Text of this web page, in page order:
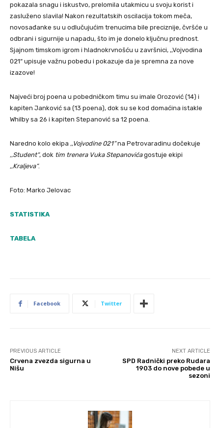
pokazala snagu i iskustvo, prelomila utakmicu u svoju korist i
zasluženo slavila! Nakon rezultatskih oscilacija tokom meča,
novosađanke su u odlučujućim trenucima bile preciznije, čvršće u
odbrani i sigurnije u napadu, što im je donelo ključnu prednost.
Sjajnom timskom igrom i hladnokrvnošću u završnici, ,,Vojvodina
021“ upisuje važnu pobedu i pokazuje da je spremna za nove
izazove!
Najveći broj poena u pobedničkom timu su imale Orozović (14) i
kapiten Janković sa (13 poena), dok su se kod domaćina istakle
Whilby sa 26 i kapiten Stepanović sa 12 poena.
Naredno kolo ekipa ,,Vojvodine 021“na Petrovaradinu dočekuje
,,Student“, dok tim trenera Vuka Stepanovićagostuje ekipi
,,Kraljeva“.
Foto: Marko Jelovac
STATISTIKA
TABELA
Facebook Twitter
PREVIOUS ARTICLE
Crvena zvezda sigurna u
Nišu
NEXT ARTICLE
SPD Radnički preko Rudara
1903 do nove pobede u
sezoni